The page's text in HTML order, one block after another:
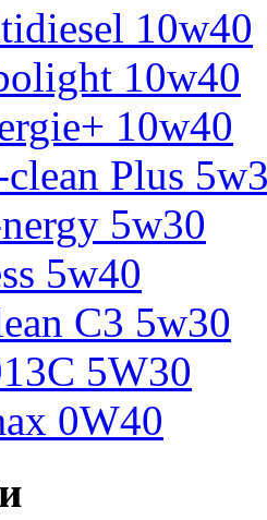
10w40
10w40
10w40
Plus
5w30
5w40
С3 5w30
5W30
0W40